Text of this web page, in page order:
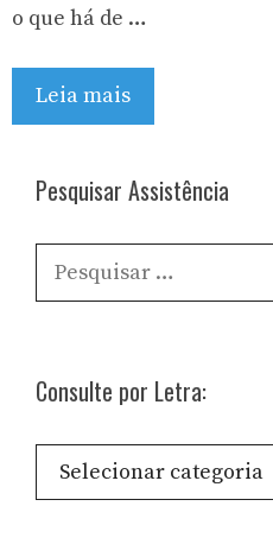
o que há de …
Leia mais
Pesquisar Assistência
Pesquisar
por:
Consulte por Letra:
Consulte